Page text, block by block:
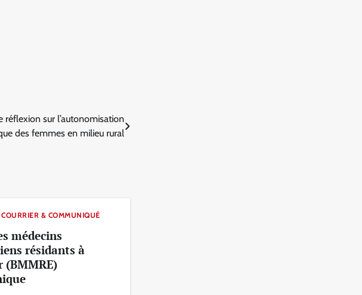
réflexion sur l’autonomisation
des femmes en milieu rural
COURRIER & COMMUNIQUÉ
médecins
résidants à
(BMMRE)